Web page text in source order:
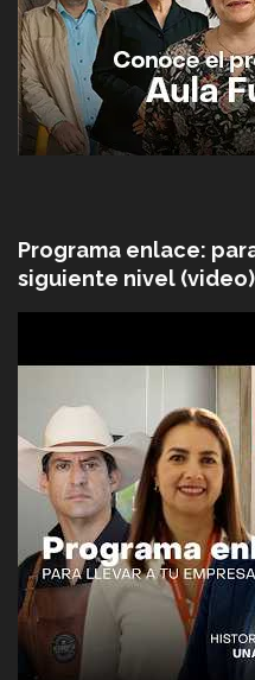
Programa enlace:
siguiente nivel (video)